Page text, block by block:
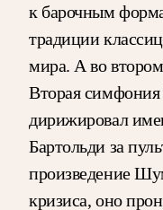
к барочным
традиции
мира. А во
Вторая
дирижировал
Бартольди за
произведение
кризиса, оно